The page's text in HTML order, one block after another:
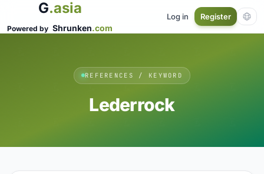
G.asia
Powered by Shrunken.com
Log in Register
REFERENCES / KEYWORD
Lederrock